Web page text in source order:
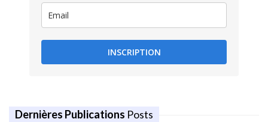
INSCRIPTION
Dernières Publications Posts